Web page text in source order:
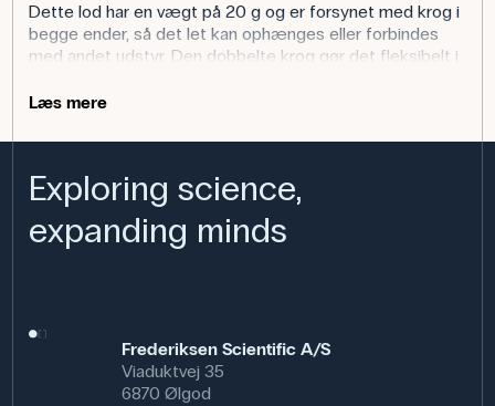
Dette lod har en vægt på 20 g og er forsynet med krog i
begge ender, så det let kan ophænges eller forbindes
med andet udstyr. Den dobbelte krog gør det fleksibelt i
kræfter, vægt og ligevægt. Eleverne kan fx anvende det
sammen med et dynamometer til måling af kræfter eller
kombinere flere lodder for at udforske sammenhængen
mellem masse og tyngdekraft.
Den lave vægt gør det særligt egnet til præcise
justeringer i opstillinger, hvor små masseforskelle skal
undersøges.
Læs mere
Exploring science,
expanding minds
Frederiksen Scientific A/S
Viaduktvej 35
6870 Ølgod